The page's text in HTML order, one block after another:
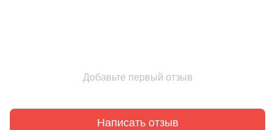
Добавьте первый отзыв
Написать отзыв